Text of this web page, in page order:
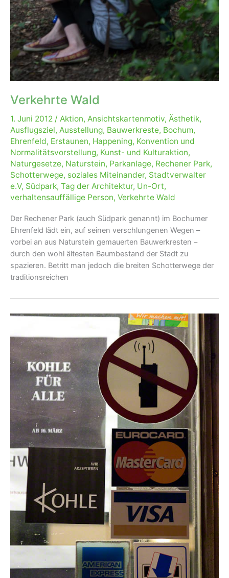
Verkehrte Wald
1. Juni 2012 / Aktion, Ansichtskartenmotiv, Ästhetik,
Ausflugsziel, Ausstellung, Bauwerkreste, Bochum,
Ehrenfeld, Erstaunen, Happening, Konvention und
Normalitätsvorstellung, Kunst- und Kulturaktion,
Naturgesetze, Naturstein, Parkanlage, Rechener Park,
Schotterwege, soziales Miteinander, Stadtverwalter
e.V, Südpark, Tag der Architektur, Un-Ort,
verhaltensauffällige Person, Verkehrte Wald
Der Rechener Park (auch Südpark genannt) im Bochumer
Ehrenfeld lädt ein, auf seinen verschlungenen Wegen –
vorbei an aus Naturstein gemauerten Bauwerkresten –
durch den wohl ältesten Baumbestand der Stadt zu
spazieren. Betritt man jedoch die breiten Schotterwege der
traditionsreichen